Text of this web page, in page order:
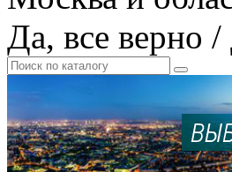
Да, все верно /